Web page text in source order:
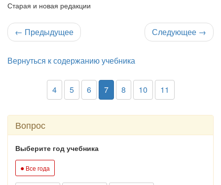
Старая и новая редакции
← Предыдущее Следующее →
Вернуться к содержанию учебника
4 5 6 7 8 10 11
Вопрос
Выберите год учебника
● Все года